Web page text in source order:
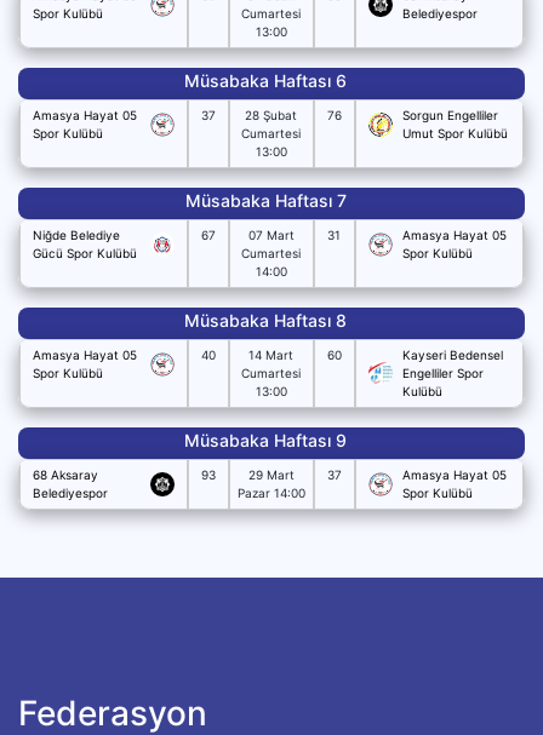
Spor Kulübü
Cumartesi
13:00
Belediyespor
Müsabaka Haftası 6
Amasya Hayat 05
Spor Kulübü
37
28 Şubat
Cumartesi
13:00
76
Sorgun Engelliler
Umut Spor Kulübü
Müsabaka Haftası 7
Niğde Belediye
Gücü Spor Kulübü
67
07 Mart
Cumartesi
14:00
31
Amasya Hayat 05
Spor Kulübü
Müsabaka Haftası 8
Amasya Hayat 05
Spor Kulübü
40
14 Mart
Cumartesi
13:00
60
Kayseri Bedensel
Engelliler Spor
Kulübü
Müsabaka Haftası 9
68 Aksaray
Belediyespor
93
29 Mart
Pazar 14:00
37
Amasya Hayat 05
Spor Kulübü
Federasyon